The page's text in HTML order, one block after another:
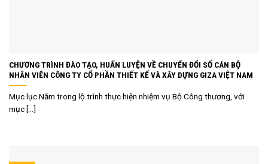
CHƯƠNG TRÌNH ĐÀO TẠO, HUẤN LUYỆN VỀ CHUYỂN ĐỔI SỐ CÁN BỘ
NHÂN VIÊN CÔNG TY CỔ PHẦN THIẾT KẾ VÀ XÂY DỰNG GIZA VIỆT NAM
Mục lục Nằm trong lộ trình thực hiện nhiệm vụ Bộ Công thương, với
mục [...]